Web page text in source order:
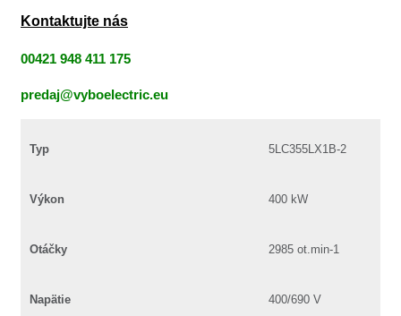
Kontaktujte nás
00421 948 411 175
predaj@vyboelectric.eu
Typ 5LC355LX1B-2
Výkon 400 kW
Otáčky 2985 ot.min-1
Napätie 400/690 V